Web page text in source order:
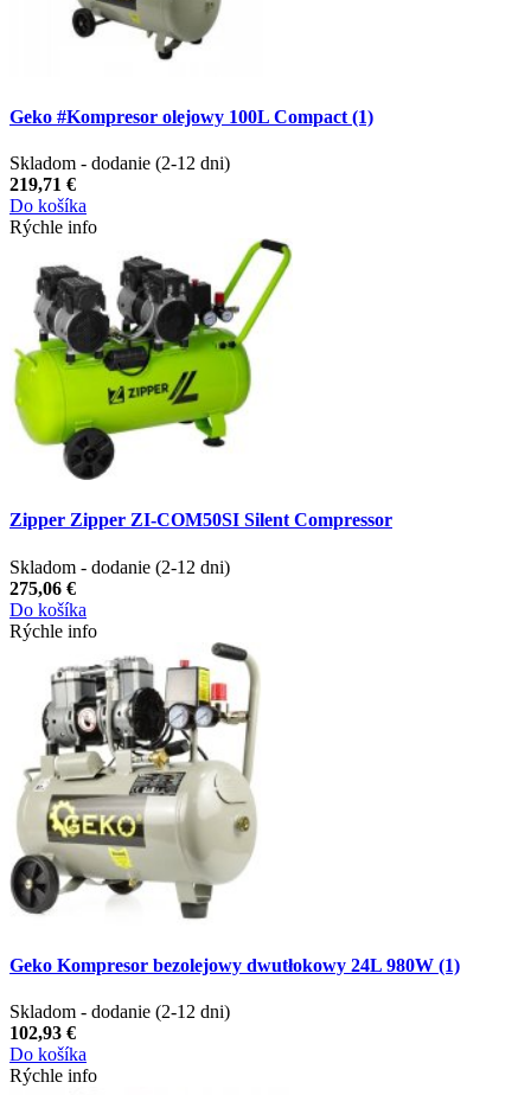
Geko #Kompresor olejowy 100L Compact (1)
Skladom - dodanie (2-12 dni)
219,71 €
Do košíka
Rýchle info
Zipper Zipper ZI-COM50SI Silent Compressor
Skladom - dodanie (2-12 dni)
275,06 €
Do košíka
Rýchle info
Geko Kompresor bezolejowy dwutłokowy 24L 980W (1)
Skladom - dodanie (2-12 dni)
102,93 €
Do košíka
Rýchle info